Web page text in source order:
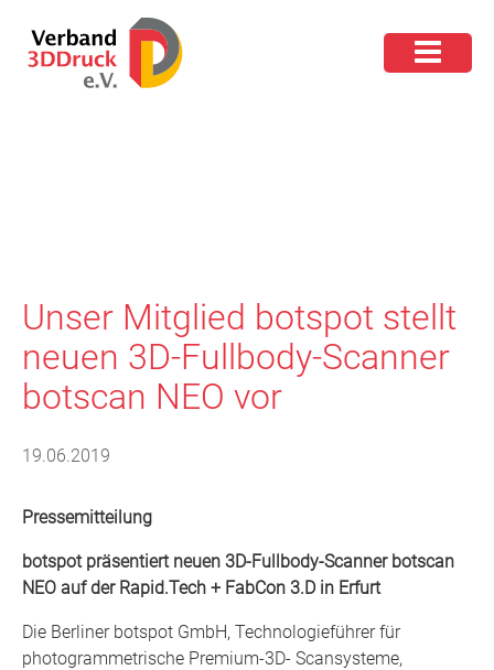
Unser Mitglied botspot stellt
neuen 3D-Fullbody-Scanner
botscan NEO vor
19.06.2019
Pressemitteilung
botspot präsentiert neuen 3D-Fullbody-Scanner botscan
NEO auf der Rapid.Tech + FabCon 3.D in Erfurt
Die Berliner botspot GmbH, Technologieführer für
photogrammetrische Premium-3D- Scansysteme,